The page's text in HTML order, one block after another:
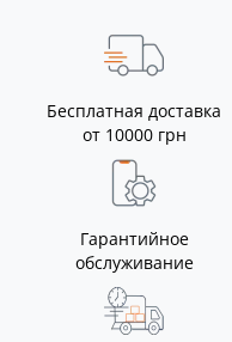
Бесплатная доставка
от 10000 грн
Гарантийное
обслуживание